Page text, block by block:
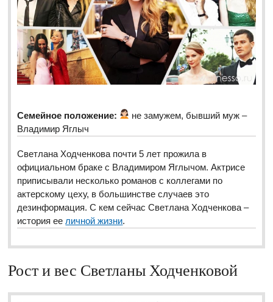
Семейное положение:
не замужем, бывший муж –
Владимир Яглыч
Светлана Ходченкова почти 5 лет прожила в
официальном браке с Владимиром Яглычом. Актрисе
приписывали несколько романов с коллегами по
актерскому цеху, в большинстве случаев это
дезинформация. С кем сейчас Светлана Ходченкова –
история ее личной жизни.
Рост и вес Светланы Ходченковой